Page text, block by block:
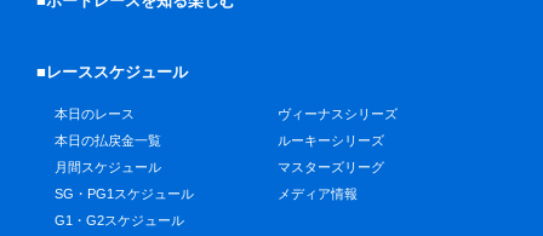
■レーススケジュール
本日のレース
本日の払戻金一覧
月間スケジュール
SG・PG1スケジュール
G1・G2スケジュール
ヴィーナスシリーズ
ルーキーシリーズ
マスターズリーグ
メディア情報